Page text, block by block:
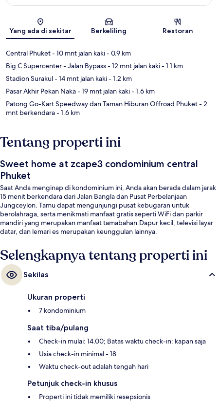
Peta
Yang ada di sekitar Berkeliling Restoran
Central Phuket- 10 mnt jalan kaki- 0.9 km
Big C Supercenter - Jalan Bypass- 12 mnt jalan kaki- 1.1 km
Stadion Surakul- 14 mnt jalan kaki- 1.2 km
Pasar Akhir Pekan Naka- 19 mnt jalan kaki- 1.6 km
Patong Go-Kart Speedway dan Taman Hiburan Offroad Phuket- 2
mnt berkendara- 1.6 km
Tentang properti ini
Sweet home at zcape3 condominium central
Phuket
Saat Anda menginap di kondominium ini, Anda akan berada dalam jarak
15 menit berkendara dari Jalan Bangla dan Pusat Perbelanjaan
Jungceylon. Tamu dapat mengunjungi pusat kebugaran untuk
berolahraga, serta menikmati manfaat gratis seperti WiFi dan parkir
mandiri yang merupakan manfaat tamabahan.Dapur kecil, televisi layar
datar, dan lemari es merupakan keunggulan lainnya.
Selengkapnya tentang properti ini
Sekilas
Ukuran properti
7 kondominium
Saat tiba/pulang
Check-in mulai: 14.00; Batas waktu check-in: kapan saja
Usia check-in minimal - 18
Waktu check-out adalah tengah hari
Petunjuk check-in khusus
Properti ini tidak memiliki resepsionis